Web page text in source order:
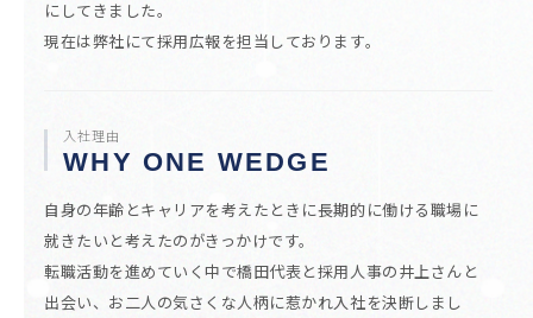
にしてきました。
現在は弊社にて採用広報を担当しております。
入社理由
WHY ONE WEDGE
自身の年齢とキャリアを考えたときに長期的に働ける職場に
就きたいと考えたのがきっかけです。
転職活動を進めていく中で橋田代表と採用人事の井上さんと
出会い、お二人の気さくな人柄に惹かれ入社を決断しまし